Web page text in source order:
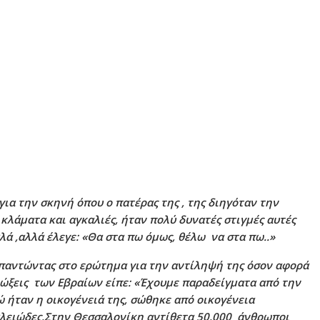
την σκηνή όπου ο πατέρας της , της διηγόταν την
και αγκαλιές, ήταν πολύ δυνατές στιγμές αυτές
,αλλά έλεγε: «Θα στα πω όμως, θέλω να στα πω..»
στο ερώτημα για την αντίληψή της όσον αφορά
των Εβραίων είπε: «Έχουμε παραδείγματα από την
η οικογένειά της, σώθηκε από οικογένεια
Θεσσαλονίκη αντίθετα 50.000 άνθρωποι